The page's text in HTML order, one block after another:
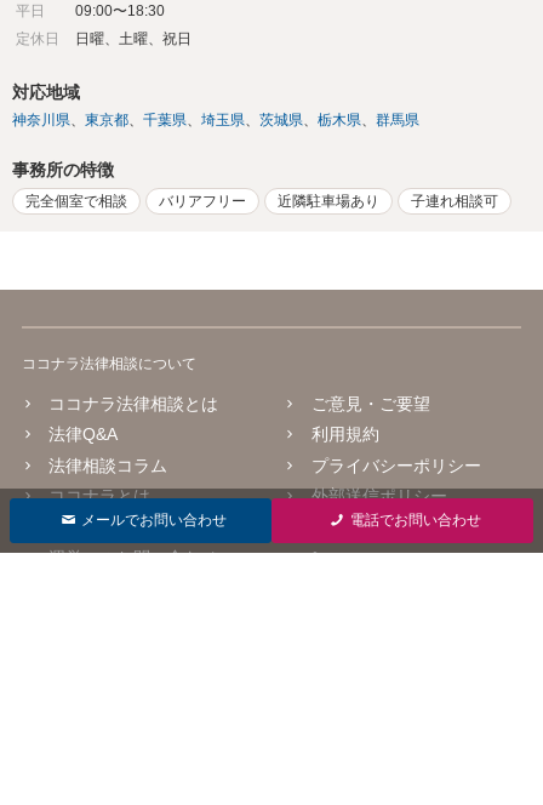
平日
09:00〜18:30
定休日
日曜、土曜、祝日
対応地域
神奈川県 東京都 千葉県 埼玉県 茨城県 栃木県 群馬県
事務所の特徴
完全個室で相談 バリアフリー 近隣駐車場あり 子連れ相談可
メールでお問い合わせ 電話でお問い合わせ
ココナラ法律相談について
ココナラ法律相談とは
法律Q&A
法律相談コラム
ココナラとは
よくあるご質問
運営へのお問い合わせ
ご意見・ご要望
利用規約
プライバシーポリシー
外部送信ポリシー
掲載をご検討の弁護士の方
へ